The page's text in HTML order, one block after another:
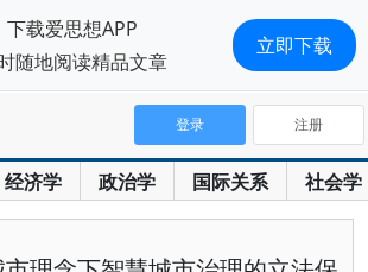
经济学 政治学 国际关系 社会学
登录 注册
下载爱思想APP
随地阅读精品文章
立即下载